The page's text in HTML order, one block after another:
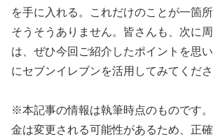
を手に入れる。これだけのことが一箇
そうそうありません。皆さんも、次に
は、ぜひ今回ご紹介したポイントを思
にセブンイレブンを活用してみてくださ
※本記事の情報は執筆時点のものです
金は変更される可能性があるため、正